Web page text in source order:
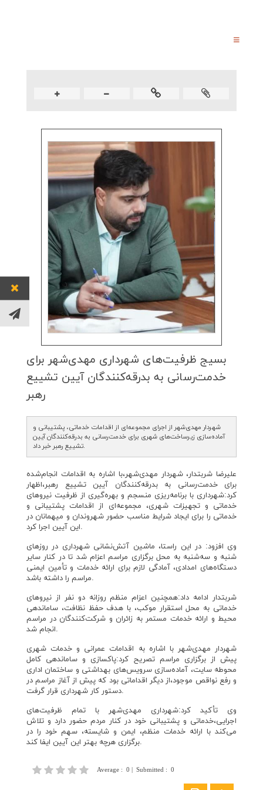
بسیج ظرفیت‌های شهرداری مهدی‌شهر برای
خدمت‌رسانی به بدرقه‌كنندگان آیین تشییع
رهبر
شهردار مهدی‌شهر از اجرای مجموعه‌ای از اقدامات خدماتی، پشتیبانی و
آماده‌سازی زیرساخت‌های شهری برای خدمت‌رسانی به بدرقه‌کنندگان آیین
تشییع رهبر خبر داد.
علیرضا شربتدار، شهردار مهدی‌شهر،با اشاره به اقدامات انجام‌شده
برای خدمت‌رسانی به بدرقه‌کنندگان آیین تشییع رهبر،اظهار
کرد:شهرداری با برنامه‌ریزی منسجم و بهره‌گیری از ظرفیت نیروهای
خدماتی و تجهیزات شهری، مجموعه‌ای از اقدامات پشتیبانی و
خدماتی را برای ایجاد شرایط مناسب حضور شهروندان و میهمانان در
این آیین اجرا کرد.
وی افزود: در این راستا، ماشین آتش‌نشانی شهرداری در روزهای
شنبه و سه‌شنبه به محل برگزاری مراسم اعزام شد تا در کنار سایر
دستگاه‌های امدادی، آمادگی لازم برای ارائه خدمات و تأمین ایمنی
مراسم را داشته باشد.
شربتدار ادامه داد:همچنین اعزام منظم روزانه دو نفر از نیروهای
خدماتی به محل استقرار موکب، با هدف حفظ نظافت، ساماندهی
محیط و ارائه خدمات مستمر به زائران و شرکت‌کنندگان در مراسم
انجام شد.
شهردار مهدی‌شهر با اشاره به اقدامات عمرانی و خدمات شهری
پیش از برگزاری مراسم تصریح کرد:پاکسازی و ساماندهی کامل
محوطه سایت، آماده‌سازی سرویس‌های بهداشتی و ساختمان اداری
و رفع نواقص موجود،از دیگر اقداماتی بود که پیش از آغاز مراسم در
دستور کار شهرداری قرار گرفت.
وی تأکید کرد:شهرداری مهدی‌شهر با تمام ظرفیت‌های
اجرایی،خدماتی و پشتیبانی خود در کنار مردم حضور دارد و تلاش
می‌کند با ارائه خدمات منظم، ایمن و شایسته، سهم خود را در
برگزاری هرچه بهتر این آیین ایفا کند.
Average : 0 | Submitted : 0